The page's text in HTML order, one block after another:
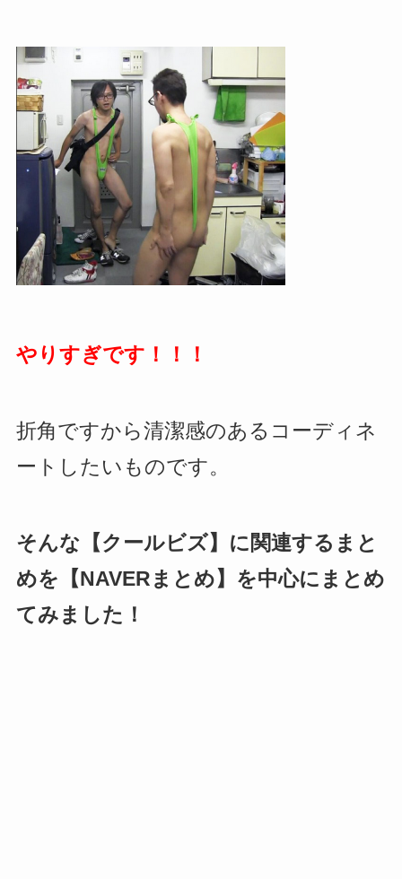
やりすぎです！！！
折角ですから清潔感のあるコーディネ
ートしたいものです。
そんな【クールビズ】に関連するまと
めを【NAVERまとめ】を中心にまとめ
てみました！